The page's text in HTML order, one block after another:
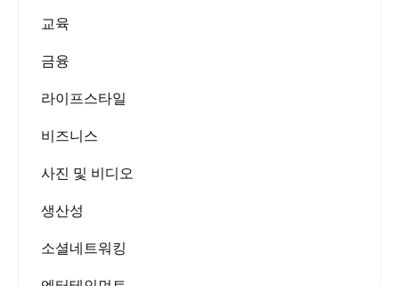
교육
금융
라이프스타일
비즈니스
사진 및 비디오
생산성
소셜네트워킹